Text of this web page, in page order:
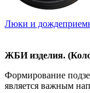
Люки и
ЖБИ изделия.
Формирование
является важным